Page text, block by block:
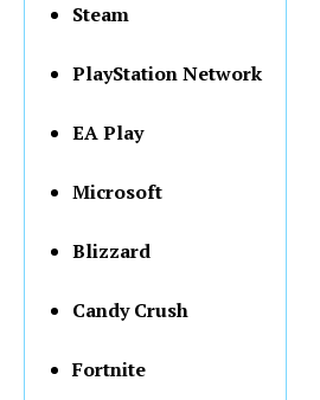
Steam
PlayStation Network
EA Play
Microsoft
Blizzard
Candy Crush
Fortnite